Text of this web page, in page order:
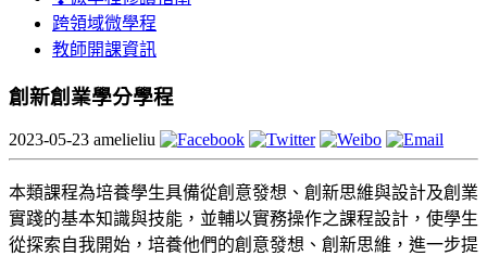
跨領域微學程
教師開課資訊
創新創業學分學程
2023-05-23 amelieliu
本類課程為培養學生具備從創意發想、創新思維與設計及創業
實踐的基本知識與技能，並輔以實務操作之課程設計，使學生
從探索自我開始，培養他們的創意發想、創新思維，進一步提